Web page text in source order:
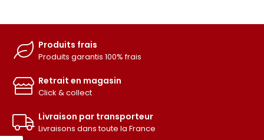
Produits frais
Produits garantis 100% frais
Retrait en magasin
Click & collect
Livraison par transporteur
Livraisons dans toute la France